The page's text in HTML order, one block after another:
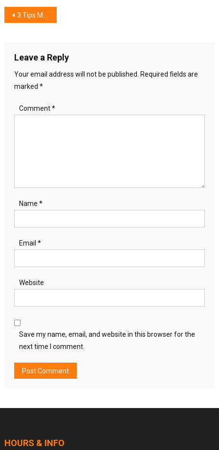
Post
3 Tips Menjaga Kondisi Kendaraan Tetap Prima
Leave a Reply
Your email address will not be published.
Required fields are
marked *
Comment*
Name *
Email *
Website
Save my name, email, and website in this browser for the
next time I comment.
HOURS & INFO